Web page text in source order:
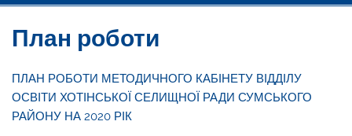
План роботи
ПЛАН РОБОТИ МЕТОДИЧНОГО КАБІНЕТУ ВІДДІЛУ
ОСВІТИ ХОТІНСЬКОЇ СЕЛИЩНОЇ РАДИ СУМСЬКОГО
РАЙОНУ НА 2020 РІК